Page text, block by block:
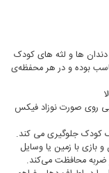
ها و لثه های کودک
بوده و در هر محفظه‌ی
روی صورت نوزاد فیکس
با زمین یا وسایل
ضربه محافظت می‌کند.